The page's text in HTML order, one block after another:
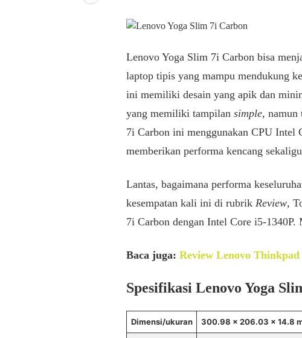
Lenovo Yoga Slim 7i Carbon bisa
laptop tipis yang mampu mendukung
ini memiliki desain yang apik dan
yang memiliki tampilan simple,
7i Carbon ini menggunakan CPU Intel
memberikan performa kencang
Lantas, bagaimana performa
kesempatan kali ini di rubrik Review,
7i Carbon dengan Intel Core i5-
Baca juga: Review Lenovo
Spesifikasi Lenovo Yoga
Dimensi/ukuran 300.98 x 206.03 x 14.8